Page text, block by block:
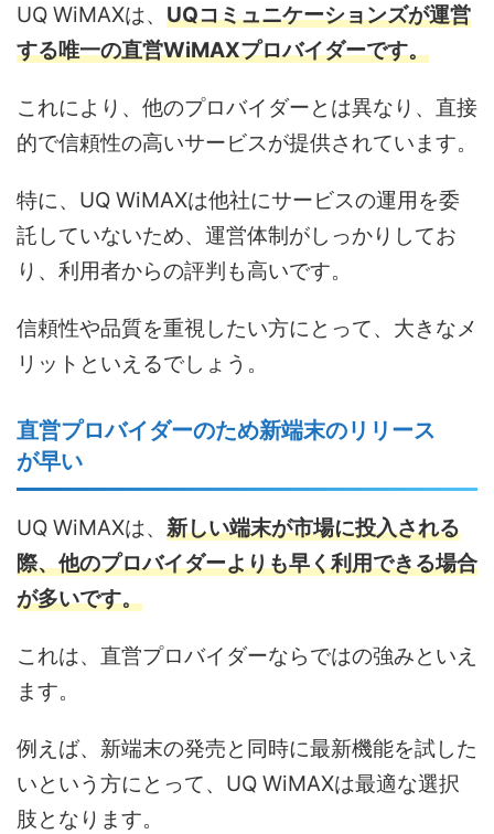
UQ WiMAXは、 UQコミュニケーションズが運営
する唯一の直営WiMAXプロバイダーです。
これにより、他のプロバイダーとは異なり、直接
的で信頼性の高いサービスが提供されています。
特に、UQ WiMAXは他社にサービスの運用を委
託していないため、運営体制がしっかりしてお
り、利用者からの評判も高いです。
信頼性や品質を重視したい方にとって、大きなメ
リットといえるでしょう。
直営プロバイダーのため新端末のリリース
が早い
UQ WiMAXは、 新しい端末が市場に投入される
際、他のプロバイダーよりも早く利用できる場合
が多いです。
これは、直営プロバイダーならではの強みといえ
ます。
例えば、新端末の発売と同時に最新機能を試した
いという方にとって、UQ WiMAXは最適な選択
肢となります。